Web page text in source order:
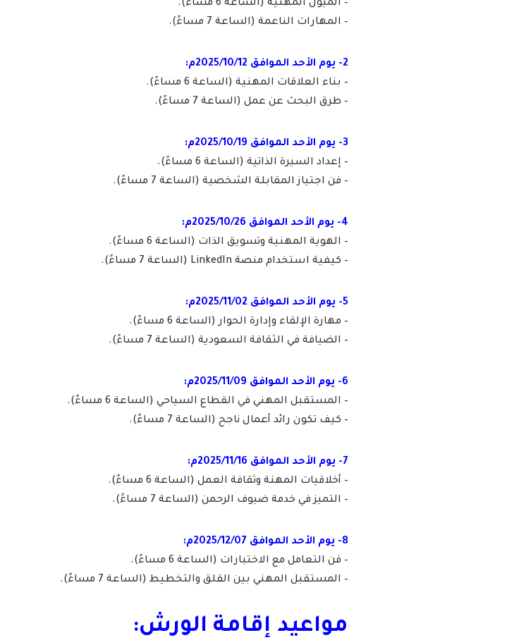
– الميول المهنية (الساعة 6 مساءً).
– المهارات الناعمة (الساعة 7 مساءً).
2- يوم الأحد الموافق 2025/10/12م:
– بناء العلاقات المهنية (الساعة 6 مساءً).
– طرق البحث عن عمل (الساعة 7 مساءً).
3- يوم الأحد الموافق 2025/10/19م:
– إعداد السيرة الذاتية (الساعة 6 مساءً).
– فن اجتياز المقابلة الشخصية (الساعة 7 مساءً).
4- يوم الأحد الموافق 2025/10/26م:
– الهوية المهنية وتسويق الذات (الساعة 6 مساءً).
– كيفية استخدام منصة LinkedIn (الساعة 7 مساءً).
5- يوم الأحد الموافق 2025/11/02م:
– مهارة الإلقاء وإدارة الحوار (الساعة 6 مساءً).
– الضيافة في الثقافة السعودية (الساعة 7 مساءً).
6- يوم الأحد الموافق 2025/11/09م:
– المستقبل المهني في القطاع السياحي (الساعة 6 مساءً).
– كيف تكون رائد أعمال ناجح (الساعة 7 مساءً).
7- يوم الأحد الموافق 2025/11/16م:
– أخلاقيات المهنة وثقافة العمل (الساعة 6 مساءً).
– التميز في خدمة ضيوف الرحمن (الساعة 7 مساءً).
8- يوم الأحد الموافق 2025/12/07م:
– فن التعامل مع الاختبارات (الساعة 6 مساءً).
– المستقبل المهني بين القلق والتخطيط (الساعة 7 مساءً).
مواعيد إقامة الورش: